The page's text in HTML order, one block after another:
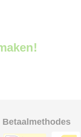
Betaalmethodes